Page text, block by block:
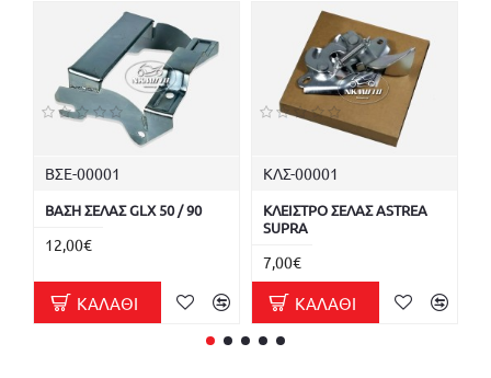
ΒΣΕ-00001
ΒΑΣΗ ΣΕΛΑΣ GLX 50 / 90
12,00€
ΚΑΛΆΘΙ
ΚΛΣ-00001
ΚΛΕΙΣΤΡΟ ΣΕΛΑΣ ASTREA
SUPRA
7,00€
ΚΑΛΆΘΙ